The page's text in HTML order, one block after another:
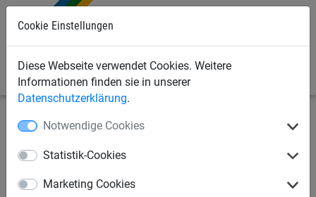
Cookie Einstellungen
Diese Webseite verwendet Cookies. Weitere
Informationen finden sie in unserer
Datenschutzerklärung.
Notwendige Cookies
Statistik-Cookies
Marketing Cookies
Seilspielgeräte Seilparcours "Haiger" für Stahlpfosten
Polyesterhängematte